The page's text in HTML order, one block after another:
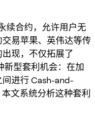
续合约，允许用户无
易苹果、英伟达等传
现，不仅拓展了
新型套利机会：在加
进行 Cash-and-
文系统分析这种套利